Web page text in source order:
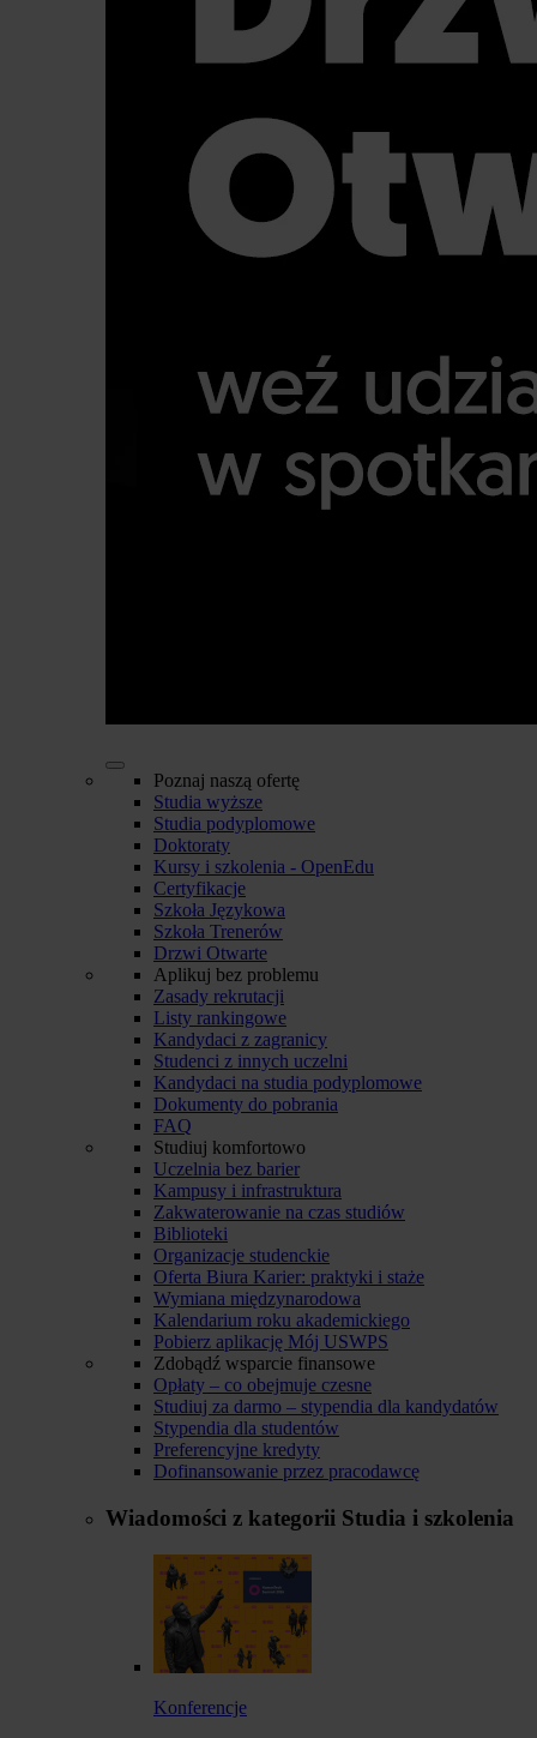
Poznaj naszą ofertę
Studia wyższe
Studia podyplomowe
Doktoraty
Kursy i szkolenia - OpenEdu
Certyfikacje
Szkoła Językowa
Szkoła Trenerów
Drzwi Otwarte
Aplikuj bez problemu
Zasady rekrutacji
Listy rankingowe
Kandydaci z zagranicy
Studenci z innych uczelni
Kandydaci na studia podyplomowe
Dokumenty do pobrania
FAQ
Studiuj komfortowo
Uczelnia bez barier
Kampusy i infrastruktura
Zakwaterowanie na czas studiów
Biblioteki
Organizacje studenckie
Oferta Biura Karier: praktyki i staże
Wymiana międzynarodowa
Kalendarium roku akademickiego
Pobierz aplikację Mój USWPS
Zdobądź wsparcie finansowe
Opłaty – co obejmuje czesne
Studiuj za darmo – stypendia dla kandydatów
Stypendia dla studentów
Preferencyjne kredyty
Dofinansowanie przez pracodawcę
Wiadomości z kategorii Studia i szkolenia
Konferencje